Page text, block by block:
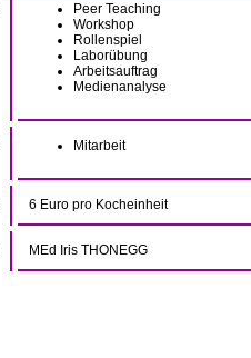
Peer Teaching
Workshop
Rollenspiel
Laborübung
Arbeitsauftrag
Medienanalyse
Mitarbeit
6 Euro pro Kocheinheit
MEd Iris THONEGG